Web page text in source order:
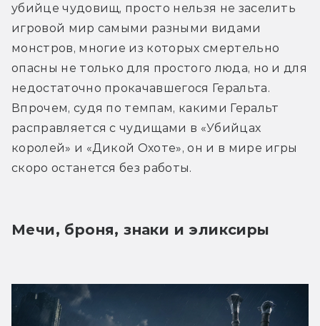
убийце чудовищ, просто нельзя не заселить
игровой мир самыми разными видами
монстров, многие из которых смертельно
опасны не только для простого люда, но и для
недостаточно прокачавшегося Геральта.
Впрочем, судя по темпам, какими Геральт
расправляется с чудищами в «Убийцах
королей» и «Дикой Охоте», он и в мире игры
скоро останется без работы.
Мечи, броня, знаки и эликсиры